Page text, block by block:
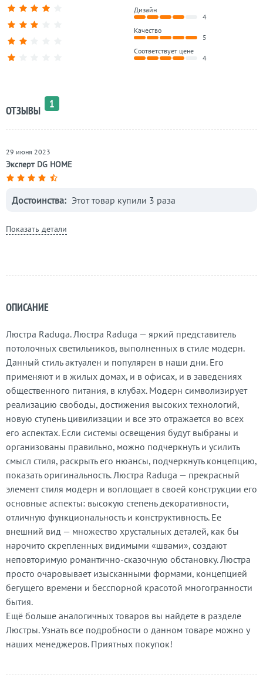
ОПИСАНИЕ
Люстра Raduga. Люстра Raduga — яркий представитель
потолочных светильников, выполненных в стиле модерн.
Данный стиль актуален и популярен в наши дни. Его
применяют и в жилых домах, и в офисах, и в заведениях
общественного питания, в клубах. Модерн символизирует
реализацию свободы, достижения высоких технологий,
новую ступень цивилизации и все это отражается во всех
его аспектах. Если системы освещения будут выбраны и
организованы правильно, можно подчеркнуть и усилить
смысл стиля, раскрыть его нюансы, подчеркнуть концепцию,
показать оригинальность. Люстра Raduga — прекрасный
элемент стиля модерн и воплощает в своей конструкции его
основные аспекты: высокую степень декоративности,
отличную функциональность и конструктивность. Ее
внешний вид — множество хрустальных деталей, как бы
нарочито скрепленных видимыми «швами», создают
неповторимую романтично-сказочную обстановку. Люстра
просто очаровывает изысканными формами, концепцией
бегущего времени и бесспорной красотой многогранности
бытия.
Ещё больше аналогичных товаров вы найдете в разделе
Люстры. Узнать все подробности о данном товаре можно у
наших менеджеров. Приятных покупок!
Дизайн
4
Качество
5
Соответствует цене
4
ОТЗЫВЫ
1
Эксперт DG HOME
29 июня 2023
Достоинства: Этот товар купили 3 раза
Показать детали